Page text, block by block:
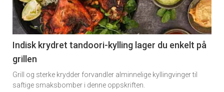
Indisk krydret tandoori-kylling lager du enkelt på
grillen
Grill og sterke krydder forvandler alminnelige kyllingvinger til
saftige smaksbomber i denne oppskriften.